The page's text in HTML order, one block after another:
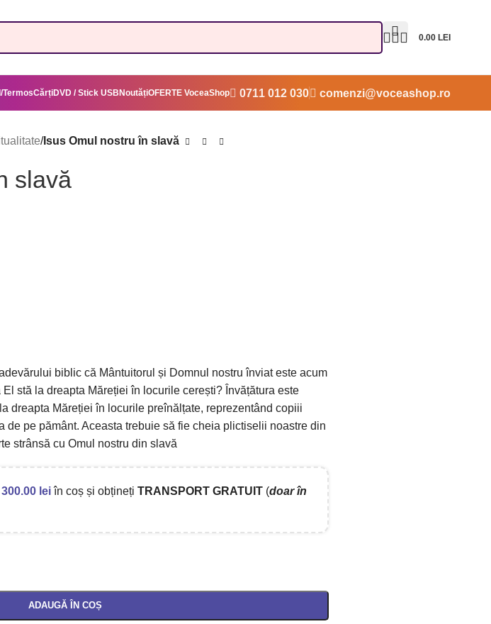
0.00 LEI
TermosCărțiDVD / Stick USB NoutățiOFERTE VoceaShop 0711 012 030 comenzi@voceashop.ro
/Isus Omul nostru în slavă
slavă
biblic că Mântuitorul și Domnul nostru înviat este acum
stă la dreapta Măreției în locurile cerești? Învățătura este
dreapta Măreției în locurile preînălțate, reprezentând copiii
pe pământ. Aceasta trebuie să fie cheia plictiselii noastre din
strânsă cu Omul nostru din slavă
300.00 leiîn coș și obțineți TRANSPORT GRATUIT(doar în
ADAUGĂ ÎN COȘ